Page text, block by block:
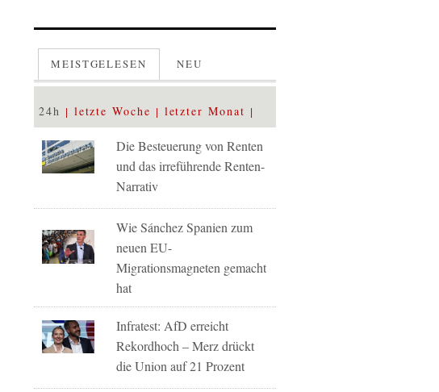
MEISTGELESEN NEU
24h letzte Woche letzter Monat
Die Besteuerung von Renten
und das irreführende Renten-
Narrativ
Wie Sánchez Spanien zum
neuen EU-
Migrationsmagneten gemacht
hat
Infratest: AfD erreicht
Rekordhoch – Merz drückt
die Union auf 21 Prozent